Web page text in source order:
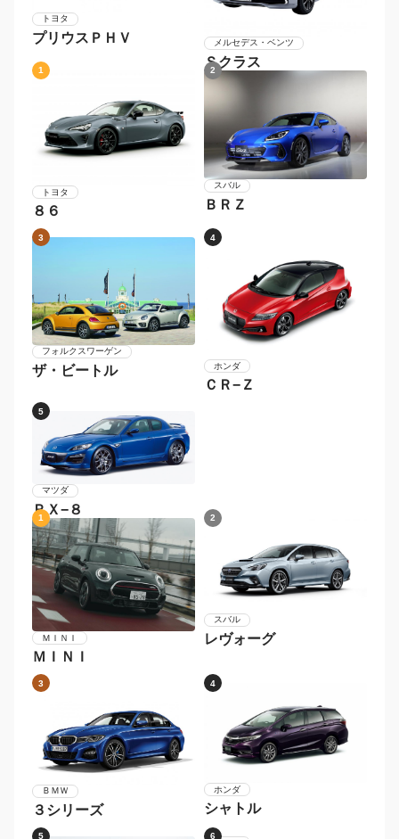
トヨタ
プリウスＰＨＶ メルセデス・ベンツ
Ｓクラス
1
トヨタ
８６
2
スバル
ＢＲＺ
3
フォルクスワーゲン
ザ・ビートル
4
ホンダ
ＣＲ−Ｚ
5
マツダ
ＲＸ−８
1
ＭＩＮＩ
ＭＩＮＩ
2
スバル
レヴォーグ
3
ＢＭＷ
３シリーズ
4
ホンダ
シャトル
5 6